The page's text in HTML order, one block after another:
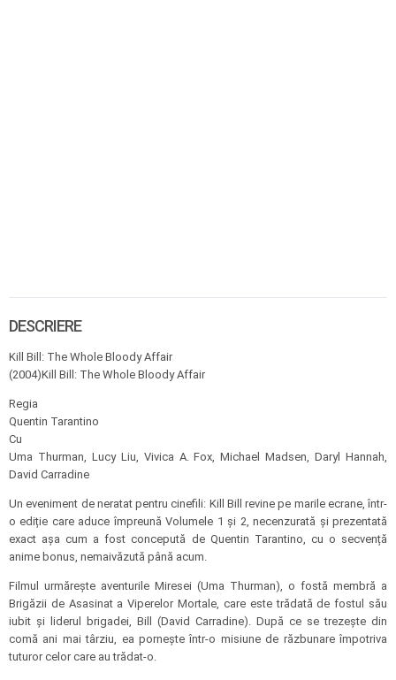
DESCRIERE
Kill Bill: The Whole Bloody Affair
(2004)Kill Bill: The Whole Bloody Affair
Regia
Quentin Tarantino
Cu
Uma Thurman, Lucy Liu, Vivica A. Fox, Michael Madsen, Daryl Hannah,
David Carradine
Un eveniment de neratat pentru cinefili: Kill Bill revine pe marile ecrane, într-
o ediție care aduce împreună Volumele 1 și 2, necenzurată și prezentată
exact așa cum a fost concepută de Quentin Tarantino, cu o secvență
anime bonus, nemaivăzută până acum.
Filmul urmărește aventurile Miresei (Uma Thurman), o fostă membră a
Brigăzii de Asasinat a Viperelor Mortale, care este trădată de fostul său
iubit și liderul brigadei, Bill (David Carradine). După ce se trezește din
comă ani mai târziu, ea pornește într-o misiune de răzbunare împotriva
tuturor celor care au trădat-o.